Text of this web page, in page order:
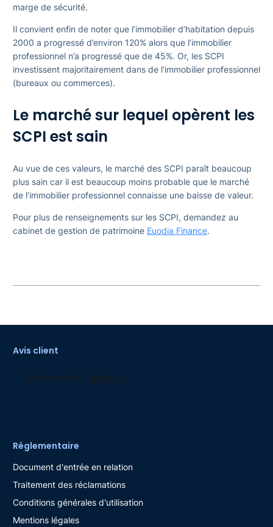
marge de sécurité.
Il convient enfin de noter que l’immobilier d’habitation depuis
2000 a progressé d’environ 120% alors que l’immobilier
professionnel n’a progressé que de 45%. Or, les SCPI
investissent majoritairement dans de l’immobilier professionnel
(bureaux ou commerces).
Le marché sur lequel opèrent les
SCPI est sain
Au vue de ces valeurs, le marché des SCPI paraît beaucoup
plus sain car il est beaucoup moins probable que le marché
de l’immobilier professionnel connaisse une baisse de valeur.
Pour plus de renseignements sur les SCPI, demandez au
cabinet de gestion de patrimoine Euodia Finance.
Avis client
Réglementaire
Document d'entrée en relation
Traitement des réclamations
Conditions générales d'utilisation
Mentions légales